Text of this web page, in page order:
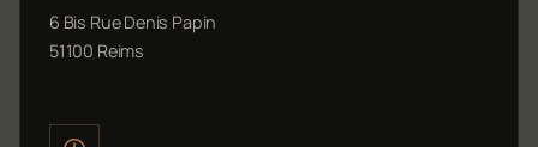
6 Bis Rue Denis Papin
51100 Reims